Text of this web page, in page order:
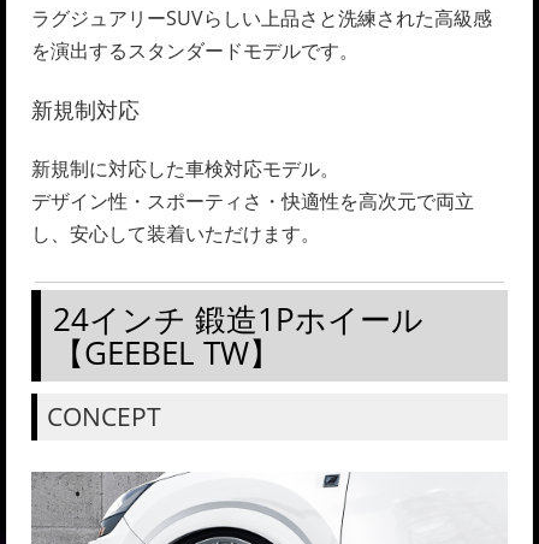
ラグジュアリーSUVらしい上品さと洗練された高級感
を演出するスタンダードモデルです。
新規制対応
新規制に対応した車検対応モデル。
デザイン性・スポーティさ・快適性を高次元で両立
し、安心して装着いただけます。
24インチ 鍛造1Pホイール
【GEEBEL TW】
CONCEPT